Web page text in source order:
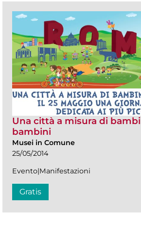
Una città a misura di
bambini
Musei in Comune
25/05/2014
Evento|Manifestazioni
Gratis